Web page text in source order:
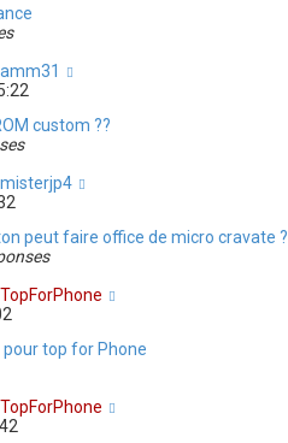
amm31
custom ??
misterjp4
peut faire office de micro cravate ?
TopForPhone
top for Phone
TopForPhone